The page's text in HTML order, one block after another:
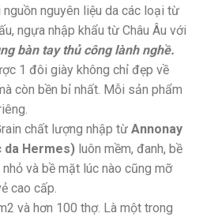
nguyên liệu da các loại từ
ngựa nhập khẩu từ Châu Âu với
bàn tay thủ công lành nghề.
1 đôi giày không chỉ đẹp về
còn bền bỉ nhất. Mỗi sản phẩm
chất lượng nhập từ Annonay
da Hermes) luôn mềm, đanh, bề
và bề mặt lúc nào cũng mỡ
cao cấp.
và hơn 100 thợ. Là một trong